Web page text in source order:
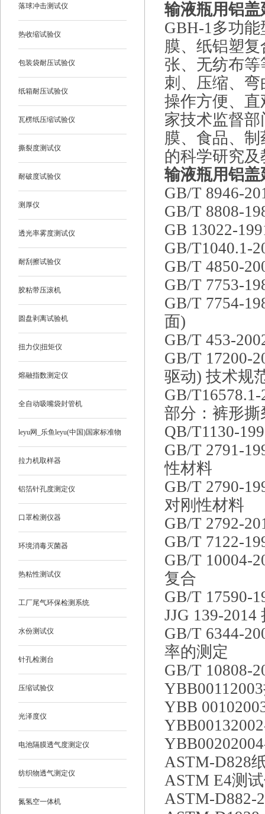
落球冲击测试仪
热收缩试验仪
包装袋耐压试验仪
纸箱耐压试验仪
瓦楞纸压缩试验仪
撕裂度测试仪
耐破度试验仪
测厚仪
透光率雾度测试仪
耐刮擦试验仪
胶粘带压滚机
圆盘剥离试验机
扭力仪|扭矩仪
熔融指数测定仪
全自动吸嘴袋封管机
leyu网_乐鱼leyu(中国)国家标准物
质
拉力机取样器
铝箔针孔度测定仪
口罩检测仪器
环境消毒灭菌器
热粘性测试仪
工厂尾气环保检测系统
水份测试仪
针孔检测台
压缩试验仪
光泽度仪
电池隔膜透气度测定仪
纺织物透气测定仪
氮氢空一体机
输液瓶用铝盖
GBH-1多功
膜、纸铝塑
张、无纺布
刺、压缩、
操作方便、
家技术监督
膜、食品、
的科学研究
输液瓶用铝盖
GB/T 8946-
GB/T 8808-
GB 13022-
GB/T1040.1-
GB/T 4850-
GB/T 7753-
GB/T 7754-
面)
GB/T 453-
GB/T 17200-
驱动) 技术规
GB/
部分：裤形撕
QB/T1130-
GB/T 2791-
性材料
GB/T 2790-
对刚性材料
GB/T 2792-
GB/T 7122-
GB/T 10004-
复合
GB/T 17590-
JJG 139-
GB/T 6344-
率的测定
GB/T 10808-
YBB
ASTM-D828
ASTM E4测
ASTM-D882-